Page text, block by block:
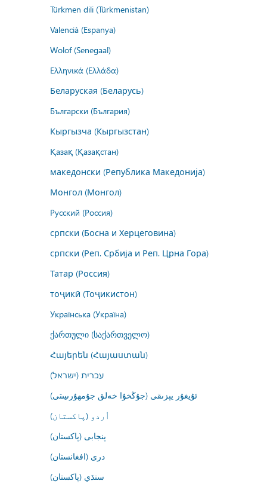
Türkmen dili (Türkmenistan)
Valencià (Espanya)
Wolof (Senegaal)
Ελληνικά (Ελλάδα)
Беларуская (Беларусь)
Български (България)
Кыргызча (Кыргызстан)
Қазақ (Қазақстан)
македонски (Република Македонија)
Монгол (Монгол)
Русский (Россия)
српски (Босна и Херцеговина)
српски (Реп. Србија и Реп. Црна Гора)
Татар (Россия)
тоҷикӣ (Тоҷикистон)
Українська (Україна)
ქართული (საქართველო)
Հայերեն (Հայաստան)
עברית (ישראל)
ئۇيغۇر يېزىقى (جۇڭخۇا خەلق جۇمھۇرىيىتى)
اُردو (پاکستان)
پنجابی (پاکستان)
درى (افغانستان)
سنڌي (پاکستان)